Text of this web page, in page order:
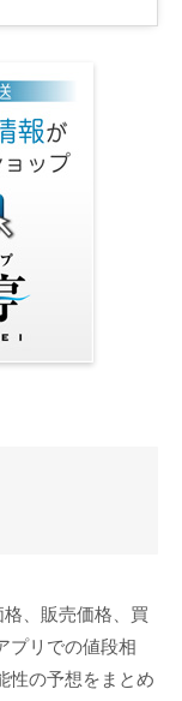
、販売価格、買
プリでの値段相
性の予想をまとめ